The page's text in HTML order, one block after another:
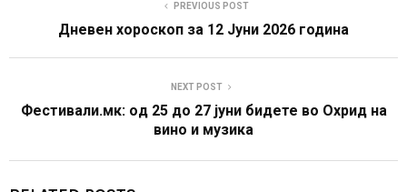
PREVIOUS POST
Дневен хороскоп за 12 Јуни 2026 година
NEXT POST
Фестивали.мк: oд 25 до 27 јуни бидете во Охрид на
вино и музика